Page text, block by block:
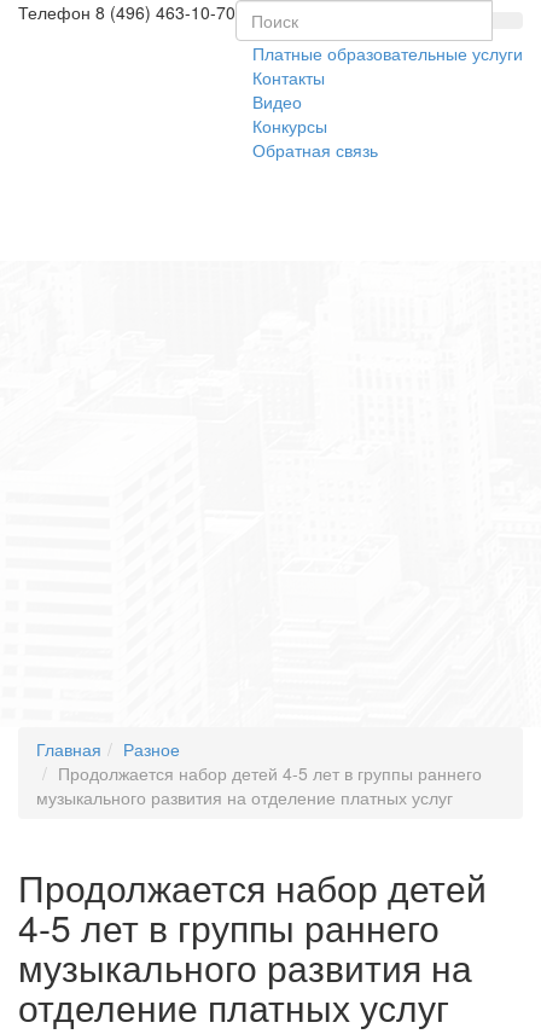
Телефон 8 (496) 463-10-70
Платные образовательные услуги
Контакты
Видео
Конкурсы
Обратная связь
Главная
Разное
Продолжается набор детей 4-5 лет в группы раннего
музыкального развития на отделение платных услуг
Продолжается набор детей
4-5 лет в группы раннего
музыкального развития на
отделение платных услуг